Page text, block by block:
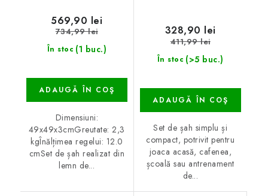
În stoc (1 buc.)
569,90 lei
734,99 lei
ADAUGĂ ÎN COŞ
Dimensiuni:
49x49x3cmGreutate: 2,3
kgÎnălțimea regelui: 12.0
cmSet de șah realizat din
lemn de...
În stoc (>5 buc.)
328,90 lei
411,99 lei
ADAUGĂ ÎN COŞ
Set de șah simplu și
compact, potrivit pentru
joaca acasă, cafenea,
școală sau antrenament
de...